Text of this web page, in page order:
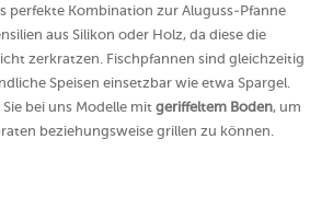
perfekte Kombination zur Aluguss-Pfanne
aus Silikon oder Holz, da diese die
zerkratzen. Fischpfannen sind gleichzeitig
Speisen einsetzbar wie etwa Spargel.
bei uns Modelle mit geriffeltem Boden, um
beziehungsweise grillen zu können.